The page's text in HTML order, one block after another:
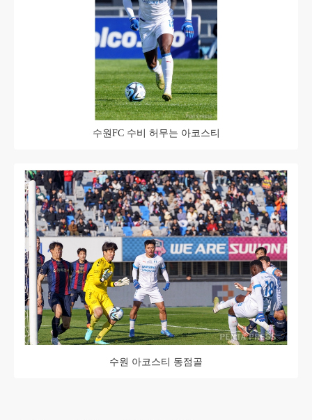
수원FC 수비 허무는 아코스티
수원 아코스티 동점골